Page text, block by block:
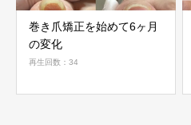
巻き爪矯正を始めて6ヶ月
の変化
再生回数：34